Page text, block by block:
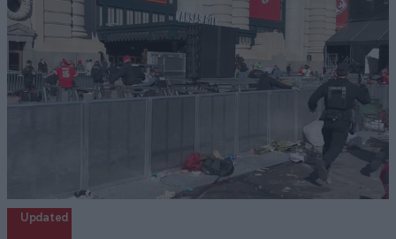
Updated